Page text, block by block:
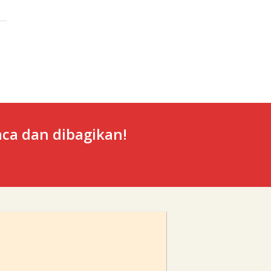
dan dibagikan!